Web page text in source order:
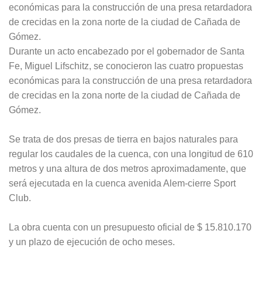
económicas para la construcción de una presa retardadora
de crecidas en la zona norte de la ciudad de Cañada de
Gómez.
Durante un acto encabezado por el gobernador de Santa
Fe, Miguel Lifschitz, se conocieron las cuatro propuestas
económicas para la construcción de una presa retardadora
de crecidas en la zona norte de la ciudad de Cañada de
Gómez.
Se trata de dos presas de tierra en bajos naturales para
regular los caudales de la cuenca, con una longitud de 610
metros y una altura de dos metros aproximadamente, que
será ejecutada en la cuenca avenida Alem-cierre Sport
Club.
La obra cuenta con un presupuesto oficial de $ 15.810.170
y un plazo de ejecución de ocho meses.